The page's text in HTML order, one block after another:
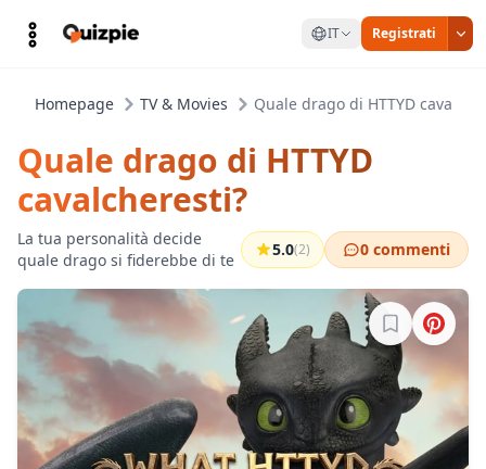
IT Registrati
Homepage TV & Movies Quale drago di HTTYD
Quale drago di HTTYD
cavalcheresti?
La tua personalità decide
quale drago si fiderebbe di te
5.0(2) 0 commenti
Accedi per